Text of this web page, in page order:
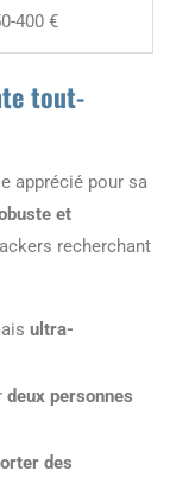
400 €
tout-
apprécié pour sa
et
recherchant
ultra-
deux personnes
des